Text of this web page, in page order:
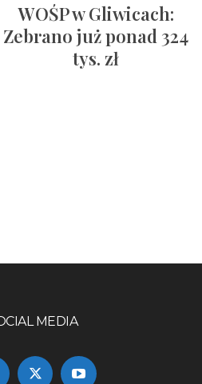
WOŚP w Gliwicach:
Zebrano już ponad 324
tys. zł
MEDIA